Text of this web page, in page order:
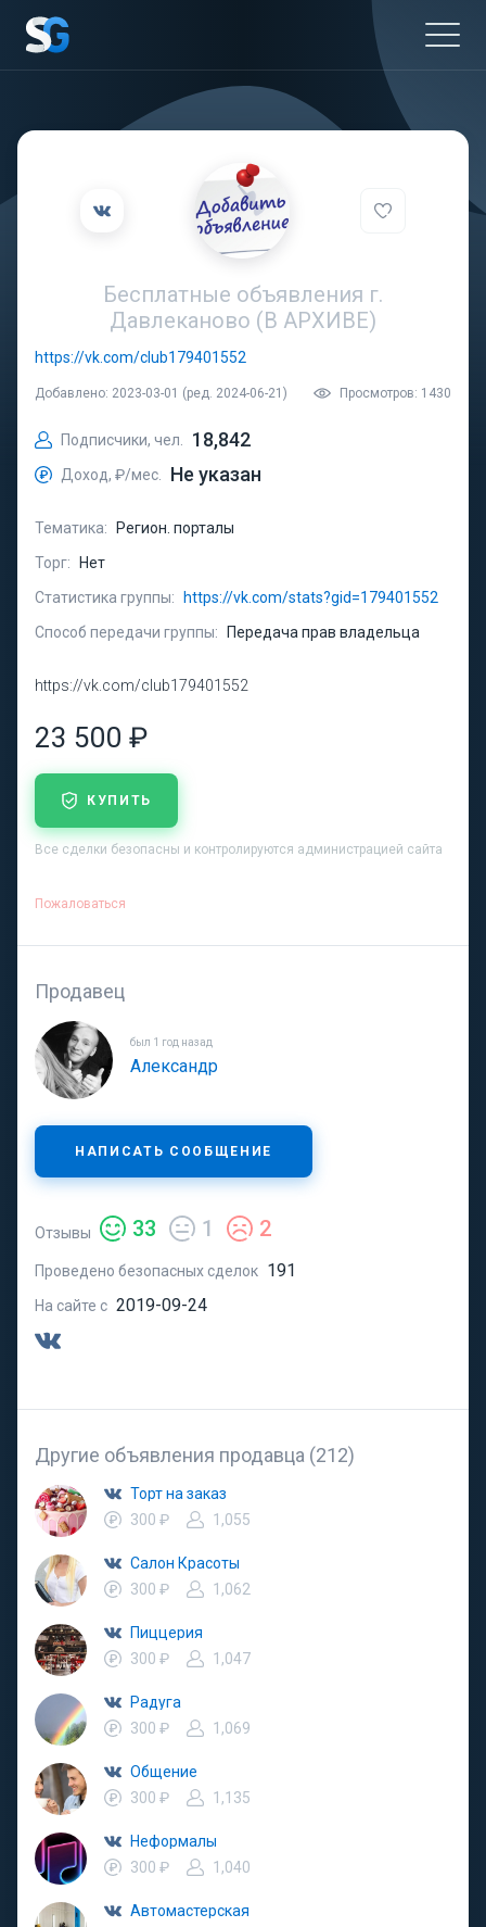
Бесплатные объявления г.
Давлеканово (В АРХИВЕ)
https://vk.com/club179401552
Добавлено: 2023-03-01 (ред. 2024-06-21) Просмотров: 1430
Подписчики, чел. 18,842
Доход, ₽/мес. Не указан
Тематика:
Регион. порталы
Торг:
Нет
Статистика группы:
https://vk.com/stats?gid=179401552
Способ передачи группы:
Передача прав владельца
https://vk.com/club179401552
23 500 ₽
КУПИТЬ
Все сделки безопасны и контролируются администрацией сайта
Пожаловаться
Продавец
был 1 год назад
Александр
НАПИСАТЬ СООБЩЕНИЕ
Отзывы 33 1 2
Проведено безопасных сделок 191
На сайте с 2019-09-24
Другие объявления продавца (212)
Торт на заказ
300 ₽
1,055
Салон Красоты
300 ₽
1,062
Пиццерия
300 ₽
1,047
Радуга
300 ₽
1,069
Общение
300 ₽
1,135
Неформалы
300 ₽
1,040
Автомастерская